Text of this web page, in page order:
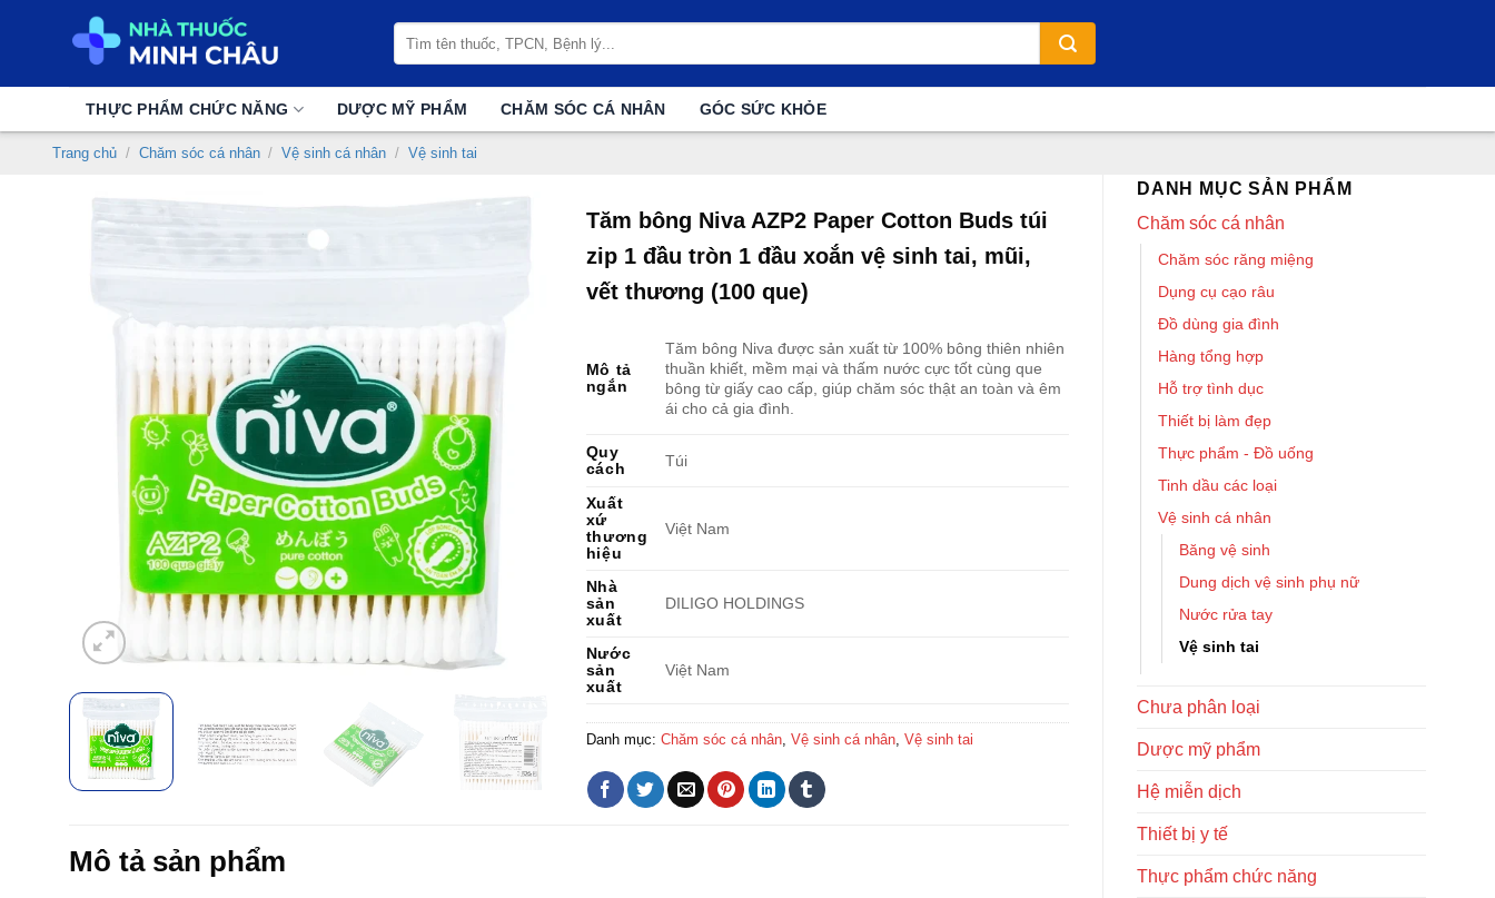
kiếm:
THỰC PHẨM CHỨC NĂNG DƯỢC MỸ PHẨM CHĂM SÓC CÁ NHÂN GÓC SỨC KHỎE
Trang chủ / Chăm sóc cá nhân / Vệ sinh cá nhân / Vệ sinh tai
DANH MỤC SẢN PHẨM
Chăm sóc cá nhân
Chăm sóc răng miệng
Dụng cụ cạo râu
Đồ dùng gia đình
Hàng tổng hợp
Hỗ trợ tình dục
Thiết bị làm đẹp
Thực phẩm - Đồ uống
Tinh dầu các loại
Vệ sinh cá nhân
Băng vệ sinh
Dung dịch vệ sinh phụ nữ
Nước rửa tay
Vệ sinh tai
Chưa phân loại
Dược mỹ phẩm
Hệ miễn dịch
Thiết bị y tế
Thực phẩm chức năng
Tăm bông Niva AZP2 Paper Cotton Buds túi
zip 1 đầu tròn 1 đầu xoắn vệ sinh tai, mũi,
vết thương (100 que)
Mô tả
ngắn
Tăm bông Niva được sản xuất từ 100% bông thiên nhiên
thuần khiết, mềm mại và thấm nước cực tốt cùng que
bông từ giấy cao cấp, giúp chăm sóc thật an toàn và êm
ái cho cả gia đình.
Quy
cách
Túi
Xuất
xứ
thương
hiệu
Việt Nam
Nhà
sản
xuất
DILIGO HOLDINGS
Nước
sản
xuất
Việt Nam
Danh mục: Chăm sóc cá nhân, Vệ sinh cá nhân, Vệ sinh tai
Mô tả sản phẩm